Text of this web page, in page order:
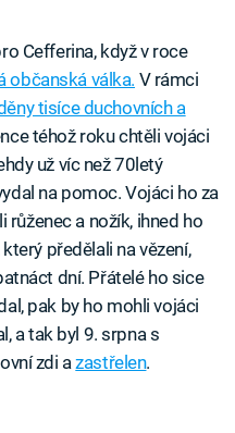
Cefferina, když v roce
občanská válka. V rámci
tisíce duchovních a
téhož roku chtěli vojáci
už víc než 70letý
na pomoc. Vojáci ho za
růženec a nožík, ihned ho
předělali na vězení,
dní. Přátelé ho sice
pak by ho mohli vojáci
a tak byl 9. srpna s
zdi azastřelen.